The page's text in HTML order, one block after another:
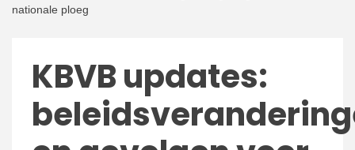
nationale ploeg
KBVB updates: